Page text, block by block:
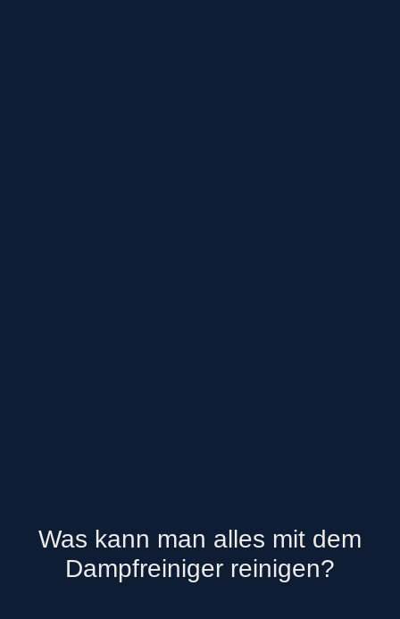
Was kann man alles mit dem
Dampfreiniger reinigen?